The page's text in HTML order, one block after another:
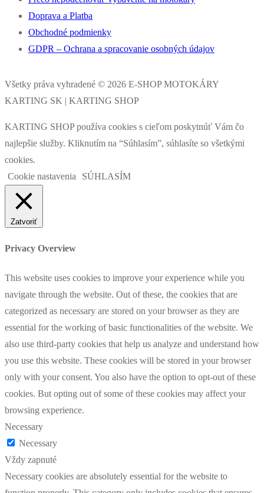
Doprava a Platba
Obchodné podmienky
GDPR – Ochrana a spracovanie osobných údajov
Všetky práva vyhradené © 2026 E-SHOP MOTOKÁRY
KARTING SK | KARTING SHOP
KARTING SHOP používa cookies s cieľom poskytnúť Vám čo
najlepšie služby. Kliknutím na “Súhlasím”, súhlasíte so všetkými
cookies.
Cookie nastavenia
SÚHLASÍM
Zatvoriť
Privacy Overview
This website uses cookies to improve your experience while you
navigate through the website. Out of these, the cookies that are
categorized as necessary are stored on your browser as they are
essential for the working of basic functionalities of the website. We
also use third-party cookies that help us analyze and understand how
you use this website. These cookies will be stored in your browser
only with your consent. You also have the option to opt-out of these
cookies. But opting out of some of these cookies may affect your
browsing experience.
Necessary
Necessary
Vždy zapnuté
Necessary cookies are absolutely essential for the website to